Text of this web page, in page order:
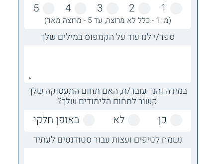
1
2
3
4
5
(מ: 1 - כלל לא מרוצה, עד 5 - מרוצה מאד)
ספר/י לנו עוד על הקמפוס במילים שלך
במידה והנך עובד/ת, האם תחום התעסוקה שלך
קשור לתחום הלימודים שלך?
כן לא באופן חלקי
נשמח לטיפים ועצות עבור סטודנטים לעתיד